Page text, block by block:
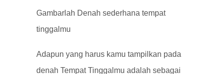
Gambarlah Denah sederhana tempat
tinggalmu
Adapun yang harus kamu tampilkan pada
denah Tempat Tinggalmu adalah sebagai